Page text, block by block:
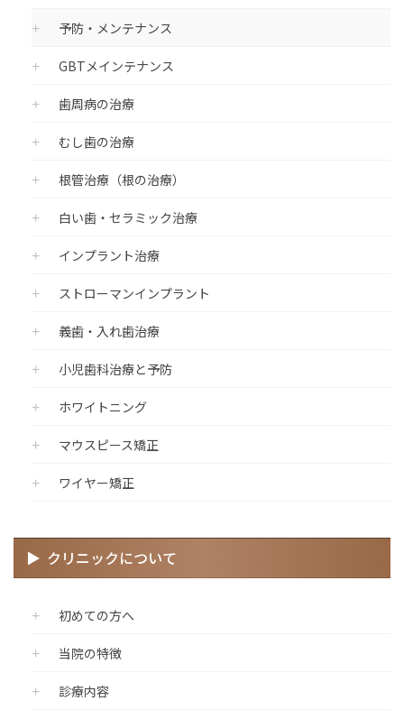
予防・メンテナンス
GBTメインテナンス
歯周病の治療
むし歯の治療
根管治療（根の治療）
白い歯・セラミック治療
インプラント治療
ストローマンインプラント
義歯・入れ歯治療
小児歯科治療と予防
ホワイトニング
マウスピース矯正
ワイヤー矯正
クリニックについて
初めての方へ
当院の特徴
診療内容